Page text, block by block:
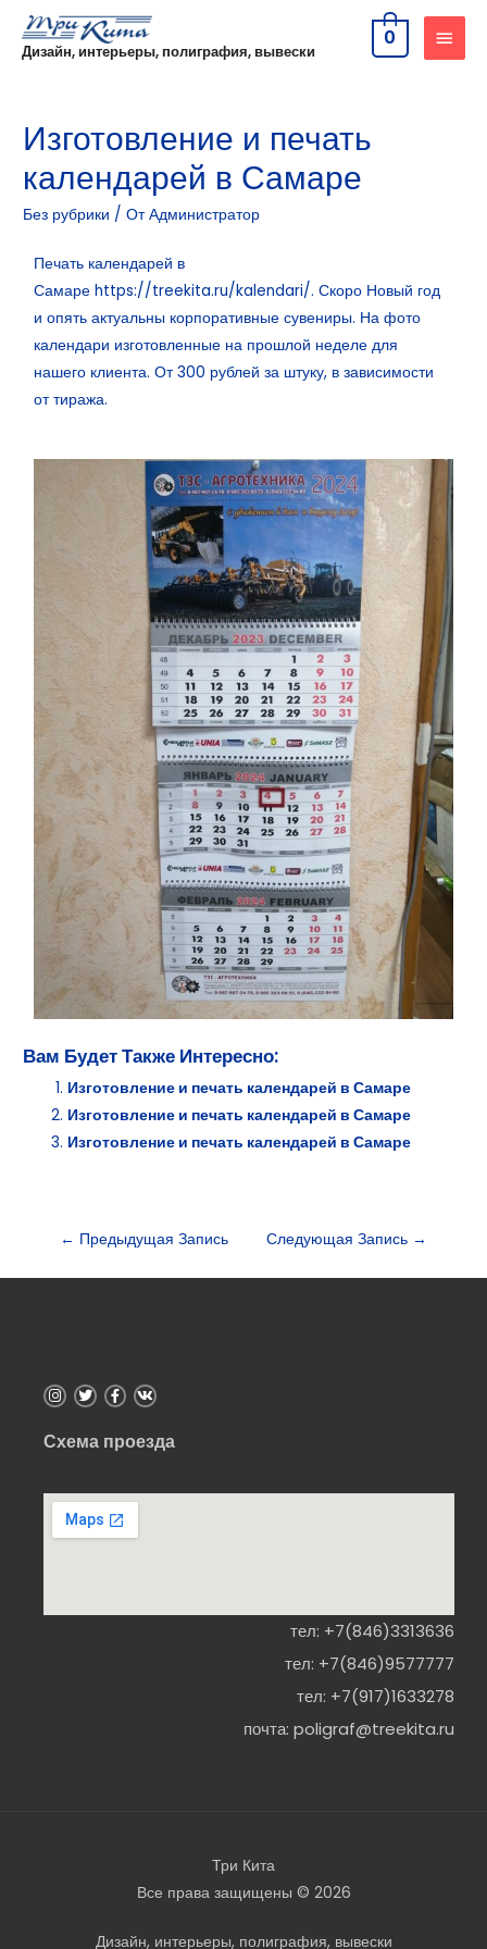
Дизайн, интерьеры, полиграфия, вывески
0
Изготовление и печать
календарей в Самаре
Без рубрики / От Администратор
Печать календарей в
Самареhttps://treekita.ru/kalendari/. Скоро Новый год
и опять актуальны корпоративные сувениры. На фото
календари изготовленные на прошлой неделе для
нашего клиента. От 300 рублей за штуку, в зависимости
от тиража.
Вам Будет Также Интересно:
Изготовление и печать календарей в Самаре
Изготовление и печать календарей в Самаре
Изготовление и печать календарей в Самаре
← Предыдущая Запись Следующая Запись →
Схема проезда
тел: +7(846)3313636
тел: +7(846)9577777
тел: +7(917)1633278
почта: poligraf@treekita.ru
Три Кита
Все права защищены © 2026
Дизайн, интерьеры, полиграфия, вывески